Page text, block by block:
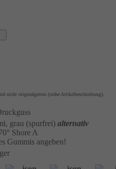
nicht originalgetreu (siehe Artikelbeschreibung).
grau (spurfrei) alternativ
Shore A
Gummis angeben!